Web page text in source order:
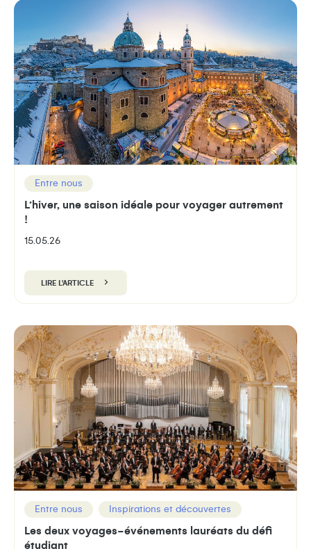
Entre nous
L’hiver, une saison idéale pour voyager autrement
!
15.05.26
LIRE L'ARTICLE
Entre nous Inspirations et découvertes
Les deux voyages-événements lauréats du défi
étudiant